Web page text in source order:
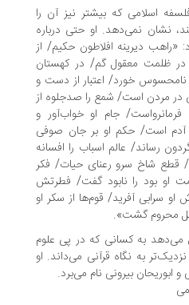
که بیشتر نیز آن را
نمی‌دهد. او حتی درباره
دیرینه افلاطون حکیم/ از
معقول گم/ در کهستان
خورد/ اعتبار از دست و
است/ شمع را صدجلوه از
جام او خواب‌آور و
حکم او بر جان صوفی
عالم اسباب را افسانه
سرو رعنای حیات/ فکر
را نابود گفت/ فطرتش
آفرید/ قوم‌ها از سکر او
گشت».
به کسانی که در پی علوم
به نگاه قرآنی می‌داند. او
بیرونی نام می‌برد.